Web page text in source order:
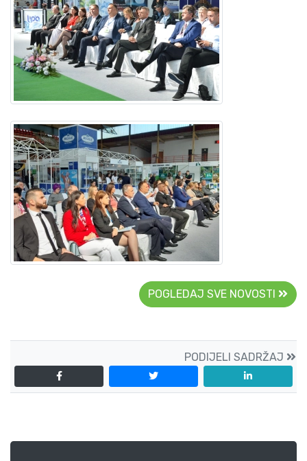
POGLEDAJ SVE NOVOSTI
PODIJELI SADRŽAJ